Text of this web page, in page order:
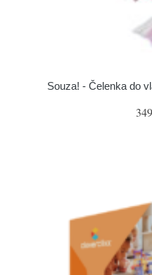
Souza! - Čelenka do